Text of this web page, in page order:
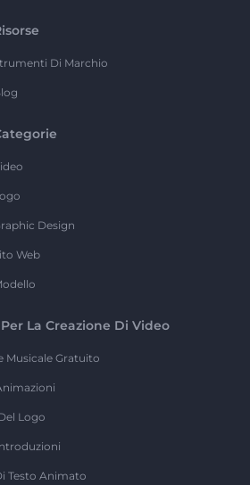
Di Marchio
Design
Web
La Creazione Di Video
Musicale Gratuito
Logo
Testo Animato